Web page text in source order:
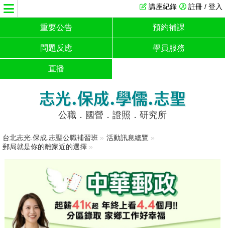
註冊 / 登入
講座紀錄
重要公告 預約補課
問題反應 學員服務
直播
志光.保成.學儒.志聖
公職．國營．證照．研究所
台北志光.保成.志聖公職補習班 » 活動訊息總覽 »
郵局就是你的離家近的選擇 »